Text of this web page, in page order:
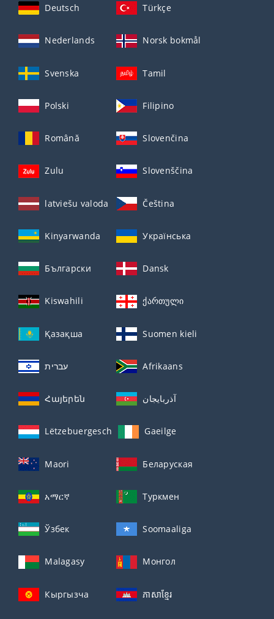
Deutsch Türkçe
Nederlands Norsk bokmål
Svenska Tamil
Polski Filipino
Română Slovenčina
Zulu Slovenščina
latviešu valoda Čeština
Kinyarwanda Українська
Български Dansk
Kiswahili ქართული
Қазақша Suomen kieli
עברית Afrikaans
Հայերեն آذربايجان
Lëtzebuergesch Gaeilge
Maori Беларуская
አማርኛ Туркмен
Ўзбек Soomaaliga
Malagasy Монгол
Кыргызча ភាសាខ្មែរ